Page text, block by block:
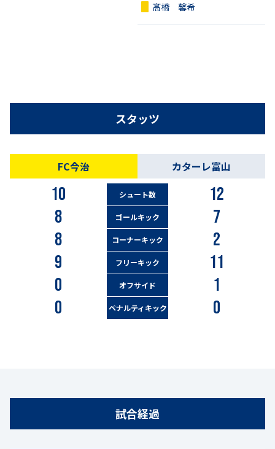
髙橋 馨希
スタッツ
FC今治 カターレ富山
10 シュート数
12
8
ゴールキック
7
8
コーナーキック
2
9
フリーキック
11
0
オフサイド
1
0
ペナルティキック 0
試合経過